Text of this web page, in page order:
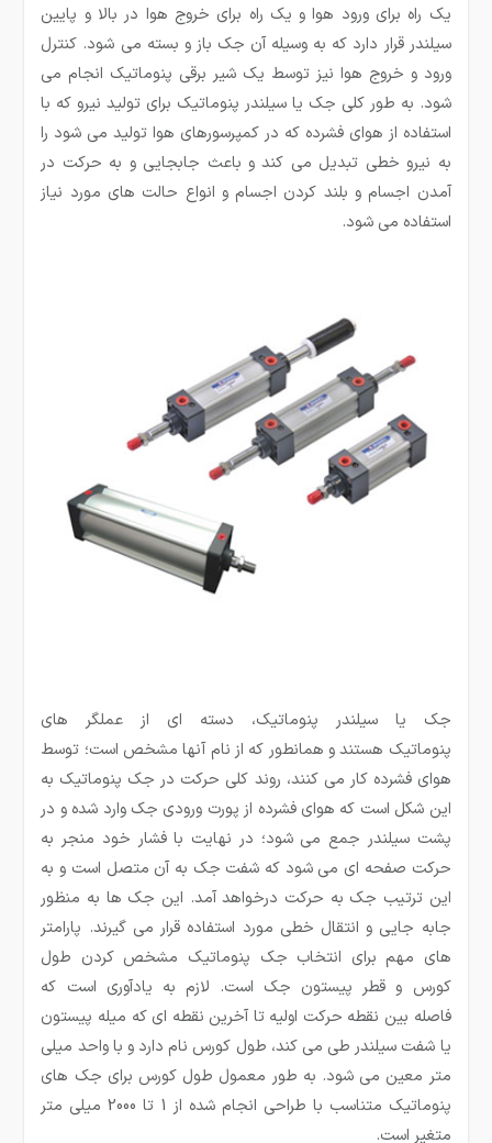
یک راه برای ورود هوا و یک راه برای خروج هوا در بالا و پایین
سیلندر قرار دارد که به وسیله آن جک باز و بسته می شود. کنترل
ورود و خروج هوا نیز توسط یک شیر برقی پنوماتیک انجام می
شود. به طور کلی جک یا سیلندر پنوماتیک برای تولید نیرو که با
استفاده از هوای فشرده که در کمپرسورهای هوا تولید می شود را
به نیرو خطی تبدیل می کند و باعث جابجایی و به حرکت در
آمدن اجسام و بلند کردن اجسام و انواع حالت های مورد نیاز
استفاده می شود.
جک یا سیلندر پنوماتیک، دسته ای از عملگر های
پنوماتیک هستند و همانطور که از نام آنها مشخص است؛ توسط
هوای فشرده کار می کنند، روند کلی حرکت در جک پنوماتیک به
این شکل است که هوای فشرده از پورت ورودی جک وارد شده و در
پشت سیلندر جمع می شود؛ در نهایت با فشار خود منجر به
حرکت صفحه ای می شود که شفت جک به آن متصل است و به
این ترتیب جک به حرکت درخواهد آمد. این جک ها به منظور
جابه جایی و انتقال خطی مورد استفاده قرار می گیرند. پارامتر
های مهم برای انتخاب جک پنوماتیک مشخص کردن طول
کورس و قطر پیستون جک است. لازم به یادآوری است که
فاصله بین نقطه حرکت اولیه تا آخرین نقطه ای که میله پیستون
یا شفت سیلندر طی می کند، طول کورس نام دارد و با واحد میلی
متر معین می شود. به طور معمول طول کورس برای جک های
پنوماتیک متناسب با طراحی انجام شده از 1 تا 2000 میلی متر
متغیر است.